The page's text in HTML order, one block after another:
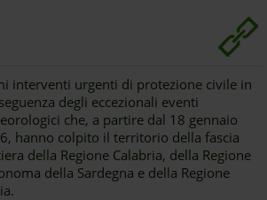
interventi urgenti di protezione civile in
degli eccezionali eventi
che, a partire dal 18 gennaio
hanno colpito il territorio della fascia
della Regione Calabria, della Regione
della Sardegna e della Regione